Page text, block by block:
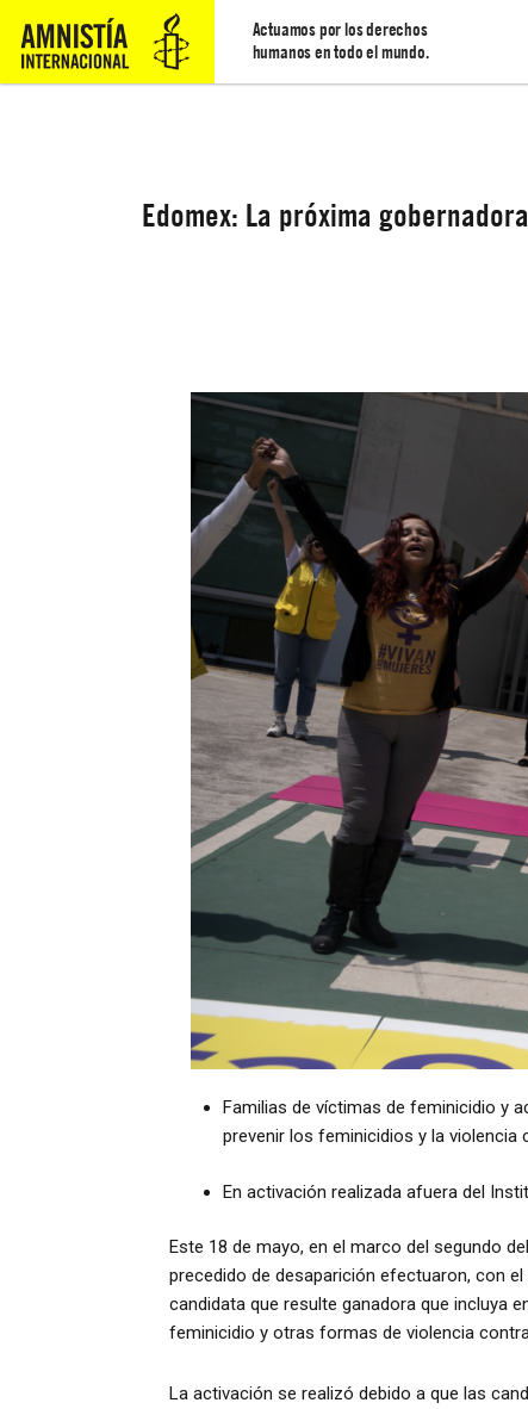
Actuamos por los derechos
humanos en todo el mundo.
Edomex: La próxima
Familias de víctimas de feminicidio y
prevenir los feminicidios y la violencia
En activación realizada afuera del
Este 18 de mayo, en el marco del segundo
precedido de desaparición efectuaron, con
candidata que resulte ganadora que incluya
feminicidio y otras formas de violencia
La activación se realizó debido a que las